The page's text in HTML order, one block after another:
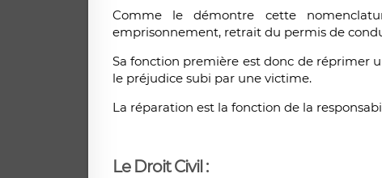
Comme le démontre cette
emprisonnement, retrait du permis de
Sa fonction première est donc de réprimer
le préjudice subi par une victime.
La réparation est la fonction de la
Le Droit Civil :